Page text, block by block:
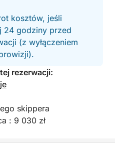
wody, ukryte
kosztów, jeśli
24 godziny przed
(z wyłączeniem
rezerwacji:
skippera
: 9 030 zł